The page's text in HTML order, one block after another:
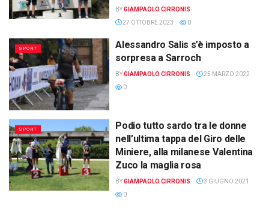
BYGIAMPAOLO CIRRONIS
27 OTTOBRE 2023
0
SPORT
Alessandro Salis s’è imposto a
sorpresa a Sarroch
BYGIAMPAOLO CIRRONIS
25 MARZO 2022
0
SPORT
Podio tutto sardo tra le donne
nell’ultima tappa del Giro delle
Miniere, alla milanese Valentina
Zuco la maglia rosa
BYGIAMPAOLO CIRRONIS
3 GIUGNO 2021
0